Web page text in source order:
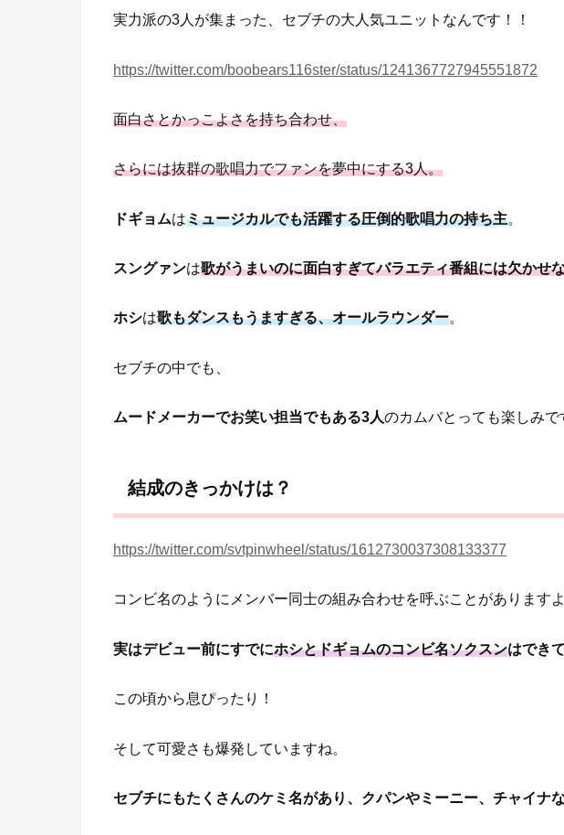
実力派の3人が集まった、セブチの大人気ユニットなんです！！
https://twitter.com/boobears116ster/status/1241367727945551872
面白さとかっこよさを持ち合わせ、
さらには抜群の歌唱力でファンを夢中にする3人。
ドギョムはミュージカルでも活躍する圧倒的歌唱力の持ち主。
スングァンは歌がうまいのに面白すぎてバラエティ番組には欠かせ
ホシは歌もダンスもうますぎる、オールラウンダー。
セブチの中でも、
ムードメーカーでお笑い担当でもある3人のカムバとっても楽しみで
結成のきっかけは？
https://twitter.com/svtpinwheel/status/1612730037308133377
コンビ名のようにメンバー同士の組み合わせを呼ぶことがありますよ
実はデビュー前にすでにホシとドギョムのコンビ名ソクスンはでき
この頃から息ぴったり！
そして可愛さも爆発していますね。
セブチにもたくさんのケミ名があり、クパンやミーニー、チャイナな